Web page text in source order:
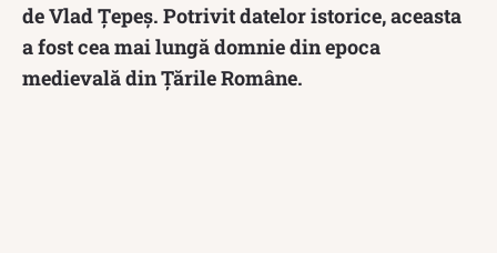
de Vlad Țepeș. Potrivit datelor istorice, aceasta
a fost cea mai lungă domnie din epoca
medievală din Țările Române.